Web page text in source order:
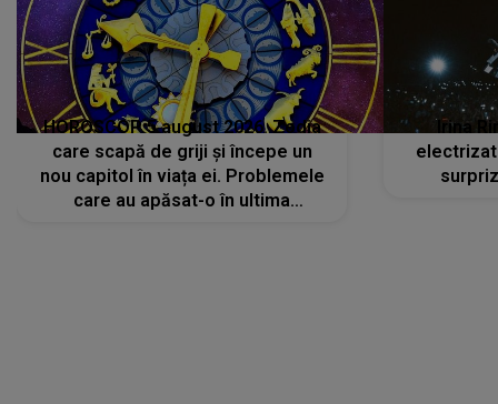
HOROSCOP 5 august 2026. Zodia
care scapă de griji și începe un
nou capitol în viața ei. Problemele
care au apăsat-o în ultima
Irina